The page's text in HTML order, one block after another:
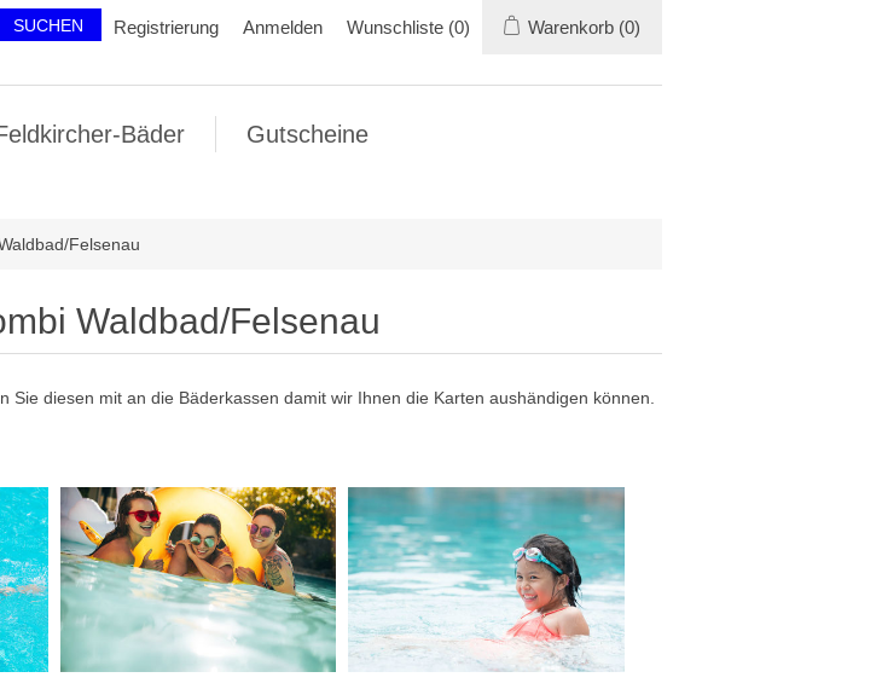
Registrierung Anmelden Wunschliste (0) Warenkorb (0)
Bäder Gutscheine
Felsenau
Waldbad/Felsenau
diesen mit an die Bäderkassen damit wir Ihnen die Karten aushändigen können.